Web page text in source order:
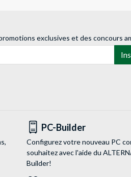
exclusives et des concours
PC-Builder
Configurez votre nouveau PC
souhaitez avec l'aide du
Builder!